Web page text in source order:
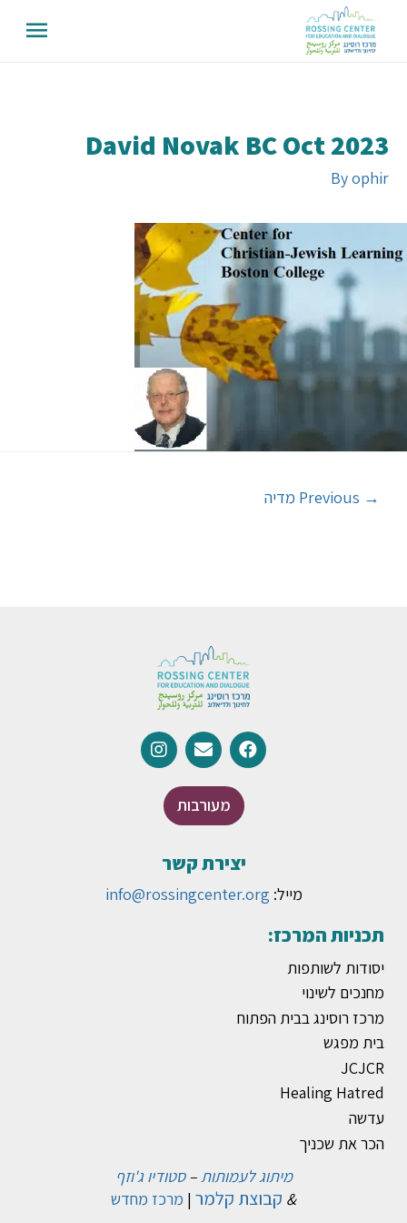
David Novak BC Oct 2023
Byophir
→
מעורבות
יצירת קשר
מייל: info@rossingcenter.org
תכניות המרכז:
יסודות לשותפות
מחנכים לשינוי
מרכז רוסינג בבית הפתוח
בית מפגש
JCJCR
Healing Hatred
עדשה
הכר את שכניך
מיתוג לעמותות–סטודיו ג'וזף
& קבוצת קלמר | מרכז מחדש